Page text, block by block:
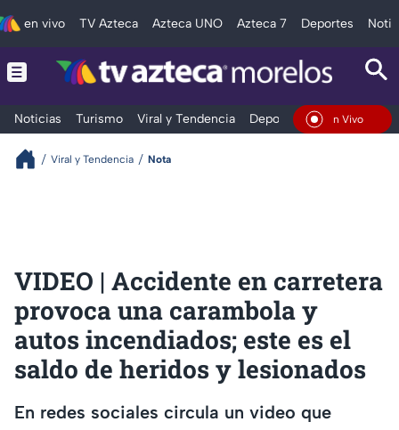
en vivo TV Azteca Azteca UNO Azteca 7 Deportes
Noticias Turismo Viral y Tendencia Deportes Espectáculos
En Vivo
Viral y Tendencia Nota
VIDEO | Accidente en carretera
provoca una carambola y
autos incendiados; este es el
saldo de heridos y lesionados
En redes sociales circula un video que